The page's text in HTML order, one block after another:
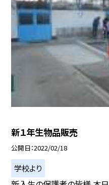
新１年生物品販売
公開日 2022/02/18
学校より